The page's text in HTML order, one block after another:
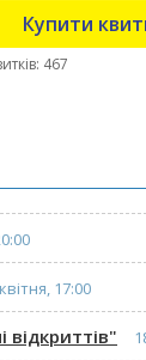
Купити
467
17:00
відкриттів"